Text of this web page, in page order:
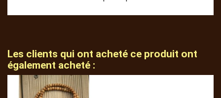
Les clients qui ont acheté ce produit ont
également acheté :